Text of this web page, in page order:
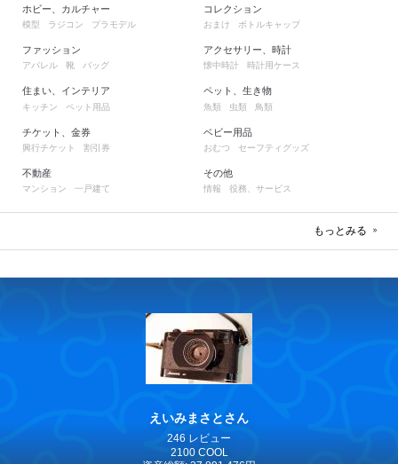
ホビー、カルチャー
模型 ラジコン プラモデル
ファッション
アパレル 靴 バッグ
住まい、インテリア
キッチン ペット用品
チケット、金券
興行チケット 割引券
不動産
マンション 一戸建て
コレクション
おまけ ボトルキャップ
アクセサリー、時計
懐中時計 時計用ケース
ペット、生き物
魚類 虫類 鳥類
ベビー用品
おむつ セーフティグッズ
その他
情報 役務、サービス
もっとみる
えいみまさとさん
246 レビュー
2100 COOL